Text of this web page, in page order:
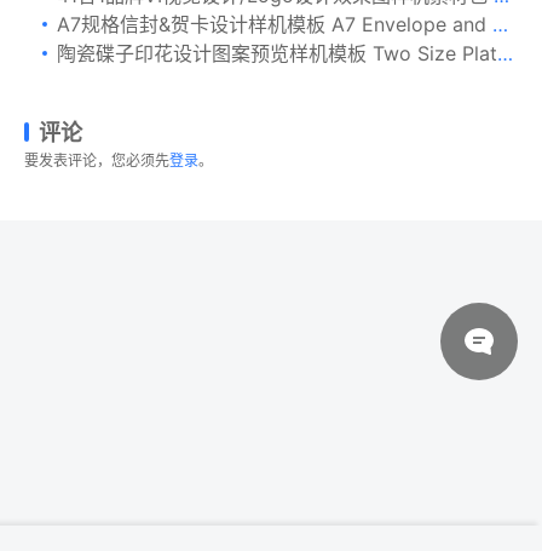
A7规格信封&贺卡设计样机模板 A7 Envelope and Landscape Card Mockup
陶瓷碟子印花设计图案预览样机模板 Two Size Plates Mockup Front View
评论
要发表评论，您必须先登录。